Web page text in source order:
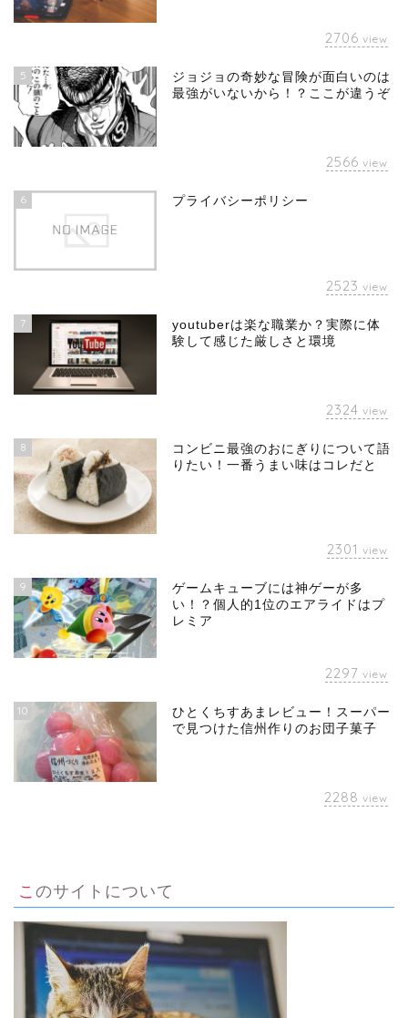
2706 view
5
ジョジョの奇妙な冒険が面白いのは
最強がいないから！？ここが違うぞ
2566 view
6 プライバシーポリシー
2523 view
7
youtuberは楽な職業か？実際に体
験して感じた厳しさと環境
2324 view
8
コンビニ最強のおにぎりについて語
りたい！一番うまい味はコレだと
2301 view
9
ゲームキューブには神ゲーが多
い！？個人的1位のエアライドはプ
レミア
2297 view
10
ひとくちすあまレビュー！スーパー
で見つけた信州作りのお団子菓子
2288 view
このサイトについて